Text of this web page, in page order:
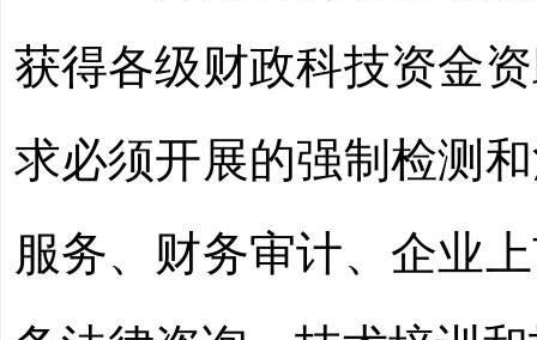
获得各级财政科技资金
求必须开展的强制检测
服务、财务审计、企业